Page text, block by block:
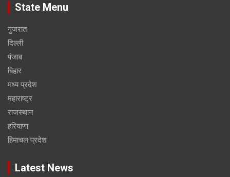
State Menu
गुजरात
दिल्ली
पंजाब
बिहार
मध्य प्रदेश
महाराष्ट्र
राजस्थान
हरियाणा
हिमाचल प्रदेश
Latest News